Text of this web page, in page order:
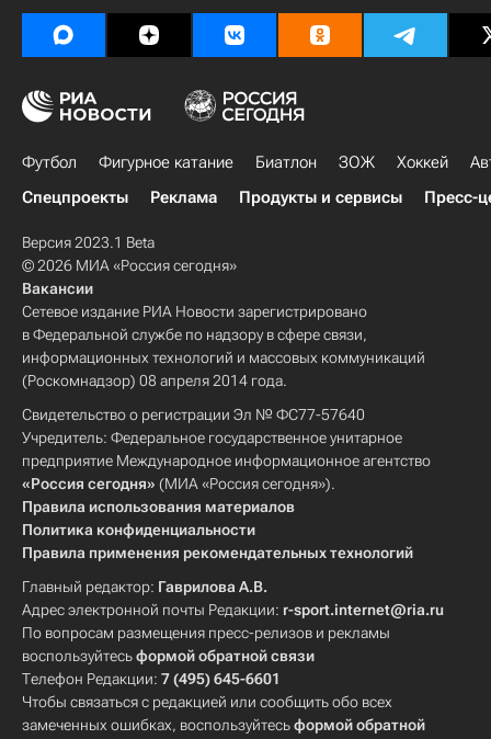
Футбол Фигурное катание Биатлон ЗОЖ Хоккей
Спецпроекты
Реклама Продукты и сервисы Пресс-
Версия 2023.1 Beta
© 2026 МИА «Россия сегодня»
Вакансии
Сетевое издание РИА Новости зарегистрировано
в Федеральной службе по надзору в сфере связи,
информационных технологий и массовых коммуникаций
(Роскомнадзор) 08 апреля 2014 года.
Свидетельство о регистрации Эл № ФС77-57640
Учредитель: Федеральное государственное унитарное
предприятие Международное информационное агентство
«Россия сегодня» (МИА «Россия сегодня»).
Правила использования материалов
Политика конфиденциальности
Правила применения рекомендательных технологий
Главный редактор: Гаврилова А.В.
Адрес электронной почты Редакции: r-sport.internet@ria.ru
По вопросам размещения пресс-релизов и рекламы
воспользуйтесьформой обратной связи
Телефон Редакции: 7 (495) 645-6601
Чтобы связаться с редакцией или сообщить обо всех
замеченных ошибках, воспользуйтесьформой обратной